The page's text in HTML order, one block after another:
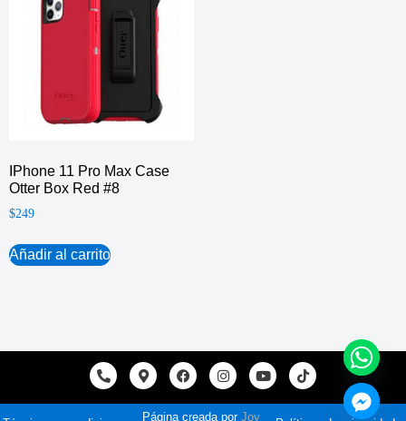
IPhone 11 Pro Max Case
Otter Box Red #8
$249
Añadir al carrito
Página creada por Joy